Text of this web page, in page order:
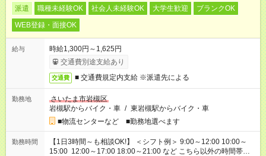
派遣 職種未経験OK 社会人未経験OK 大学生歓迎
ブランクOK
WEB登録・面接OK
給与
時給1,300円～1,625円
交通費別途支給あり
交通費 ■ 交通費規定内支給 ※派遣先による
勤務地
さいたま市岩槻区
岩槻駅からバイク・車 / 東岩槻駅からバイク・車
■物流センターなど ■勤務地選べます
勤務時間
【1日3時間～も相談OK!】 ＜シフト例＞ 9:00～12:00 10:00～
15:00 12:00～17:00 18:00～21:00 など こちら以外の時間帯も